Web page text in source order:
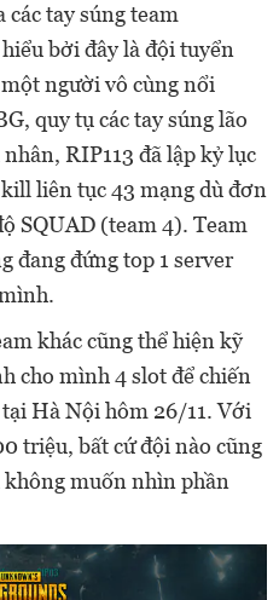
tay súng team
bởi đây là đội tuyển
người vô cùng nổi
quy tụ các tay súng lão
RIP113 đã lập kỷ lục
liên tục 43 mạng dù đơn
SQUAD (team 4). Team
đang đứng top 1 server
khác cũng thể hiện kỹ
cho mình 4 slot để chiến
Hà Nội hôm 26/11. Với
triệu, bất cứ đội nào cũng
không muốn nhìn phần